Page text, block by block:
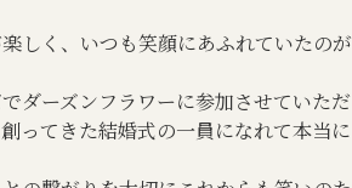
しく、いつも笑顔にあふれていたのが
ダーズンフラワーに参加させていただ
ってきた結婚式の一員になれて本当に